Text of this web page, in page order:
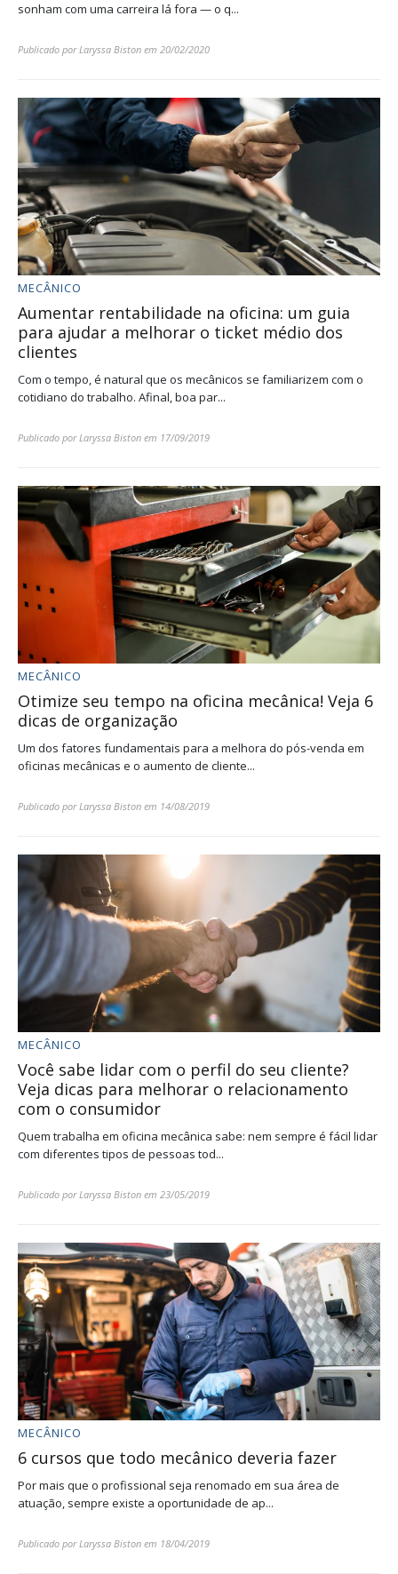
sonham com uma carreira lá fora — o q...
Publicado porLaryssa Biston em 20/02/2020
MECÂNICO
Aumentar rentabilidade na oficina: um guia
para ajudar a melhorar o ticket médio dos
clientes
Com o tempo, é natural que os mecânicos se familiarizem com o
cotidiano do trabalho. Afinal, boa par...
Publicado porLaryssa Biston em 17/09/2019
MECÂNICO
Otimize seu tempo na oficina mecânica! Veja 6
dicas de organização
Um dos fatores fundamentais para a melhora do pós-venda em
oficinas mecânicas e o aumento de cliente...
Publicado porLaryssa Biston em 14/08/2019
MECÂNICO
Você sabe lidar com o perfil do seu cliente?
Veja dicas para melhorar o relacionamento
com o consumidor
Quem trabalha em oficina mecânica sabe: nem sempre é fácil lidar
com diferentes tipos de pessoas tod...
Publicado porLaryssa Biston em 23/05/2019
MECÂNICO
6 cursos que todo mecânico deveria fazer
Por mais que o profissional seja renomado em sua área de
atuação, sempre existe a oportunidade de ap...
Publicado porLaryssa Biston em 18/04/2019